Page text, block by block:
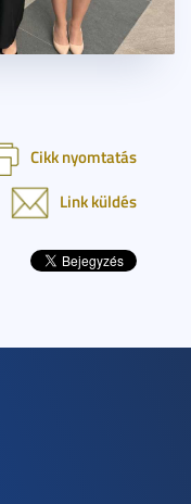
Cikk nyomtatás
Link küldés